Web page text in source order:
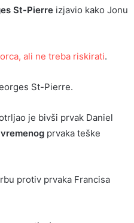
St-Pierreizjavio kako Jonu
ali ne treba riskirati.
St-Pierre.
je bivši prvak Daniel
prvaka teške
protiv prvaka Francisa